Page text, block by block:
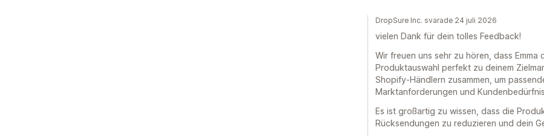
DropSure Inc. svarade 24 juli 2026
vielen Dank für dein tolles Feedback!
Wir freuen uns sehr zu hören, dass
Produktauswahl perfekt zu deinem
Shopify-Händlern zusammen, um
Marktanforderungen und
Es ist großartig zu wissen, dass die
Rücksendungen zu reduzieren und dein